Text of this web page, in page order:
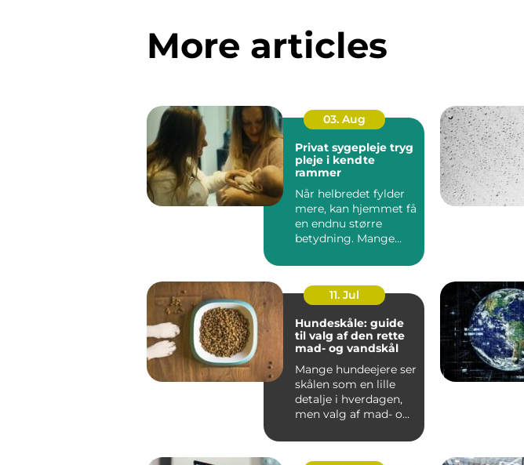
More articles
03. Aug
Privat sygepleje tryg
pleje i kendte
rammer
Når helbredet fylder
mere, kan hjemmet få
en endnu større
betydning. Mange
be...
11. Jul
Hundeskåle: guide
til valg af den rette
mad- og vandskål
Mange hundeejere ser
skålen som en lille
detalje i hverdagen,
men valg af mad- og